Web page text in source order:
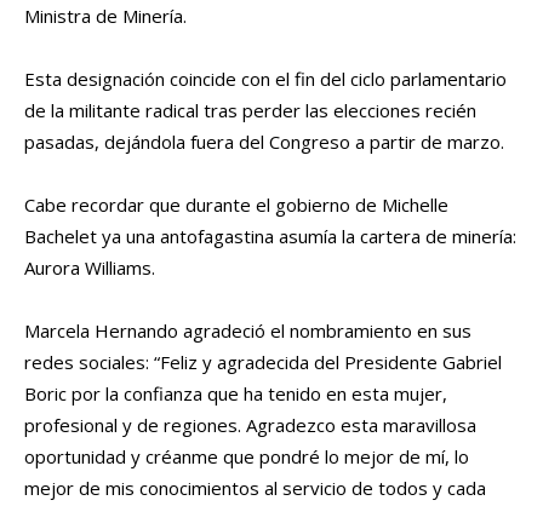
Ministra de Minería.
Esta designación coincide con el fin del ciclo parlamentario
de la militante radical tras perder las elecciones recién
pasadas, dejándola fuera del Congreso a partir de marzo.
Cabe recordar que durante el gobierno de Michelle
Bachelet ya una antofagastina asumía la cartera de minería:
Aurora Williams.
Marcela Hernando agradeció el nombramiento en sus
redes sociales: “Feliz y agradecida del Presidente Gabriel
Boric por la confianza que ha tenido en esta mujer,
profesional y de regiones. Agradezco esta maravillosa
oportunidad y créanme que pondré lo mejor de mí, lo
mejor de mis conocimientos al servicio de todos y cada